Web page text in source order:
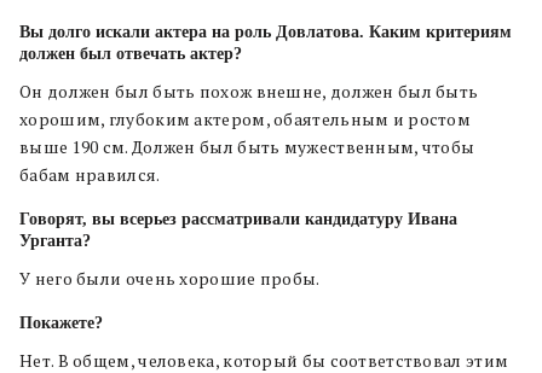
Вы долго искали актера на роль Довлатова. Каким критериям
должен был отвечать актер?
Он должен был быть похож внешне, должен был быть
хорошим, глубоким актером, обаятельным и ростом
выше 190 см. Должен был быть мужественным, чтобы
бабам нравился.
Говорят, вы всерьез рассматривали кандидатуру Ивана
Урганта?
У него были очень хорошие пробы.
Покажете?
Нет. В общем, человека, который бы соответствовал этим